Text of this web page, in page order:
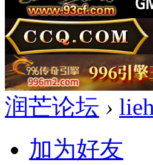
润芒论坛 ›
加为好友